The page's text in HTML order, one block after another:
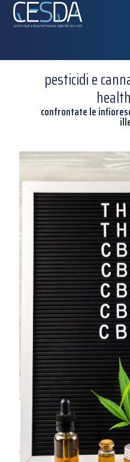
pesticidi e
confrontate le